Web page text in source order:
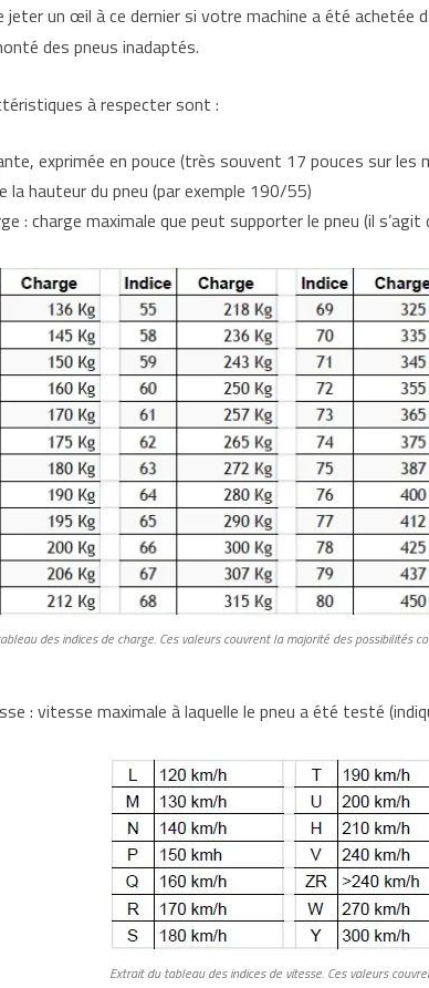
jeter un œil à ce dernier si votre machine a été achetée
des pneus inadaptés.
à respecter sont :
exprimée en pouce (très souvent 17 pouces sur les
la hauteur du pneu (par exemple 190/55)
: charge maximale que peut supporter le pneu (il
des indices de charge. Ces valeurs couvrent la majorité des possibilités
: vitesse maximale à laquelle le pneu a été testé
Extrait du tableau des indices de vitesse. Ces valeurs